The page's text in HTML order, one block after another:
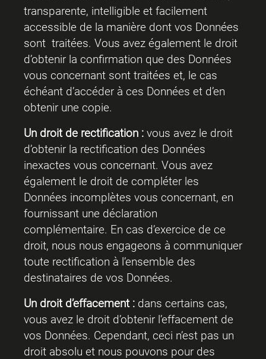
transparente, intelligible et facilement
accessible de la manière dont vos Données
sont traitées. Vous avez également le droit
d’obtenir la confirmation que des Données
vous concernant sont traitées et, le cas
échéant d’accéder à ces Données et d’en
obtenir une copie.
Un droit de rectification : vous avez le droit
d’obtenir la rectification des Données
inexactes vous concernant. Vous avez
également le droit de compléter les
Données incomplètes vous concernant, en
fournissant une déclaration
complémentaire. En cas d’exercice de ce
droit, nous nous engageons à communiquer
toute rectification à l’ensemble des
destinataires de vos Données.
Un droit d’effacement : dans certains cas,
vous avez le droit d’obtenir l’effacement de
vos Données. Cependant, ceci n’est pas un
droit absolu et nous pouvons pour des